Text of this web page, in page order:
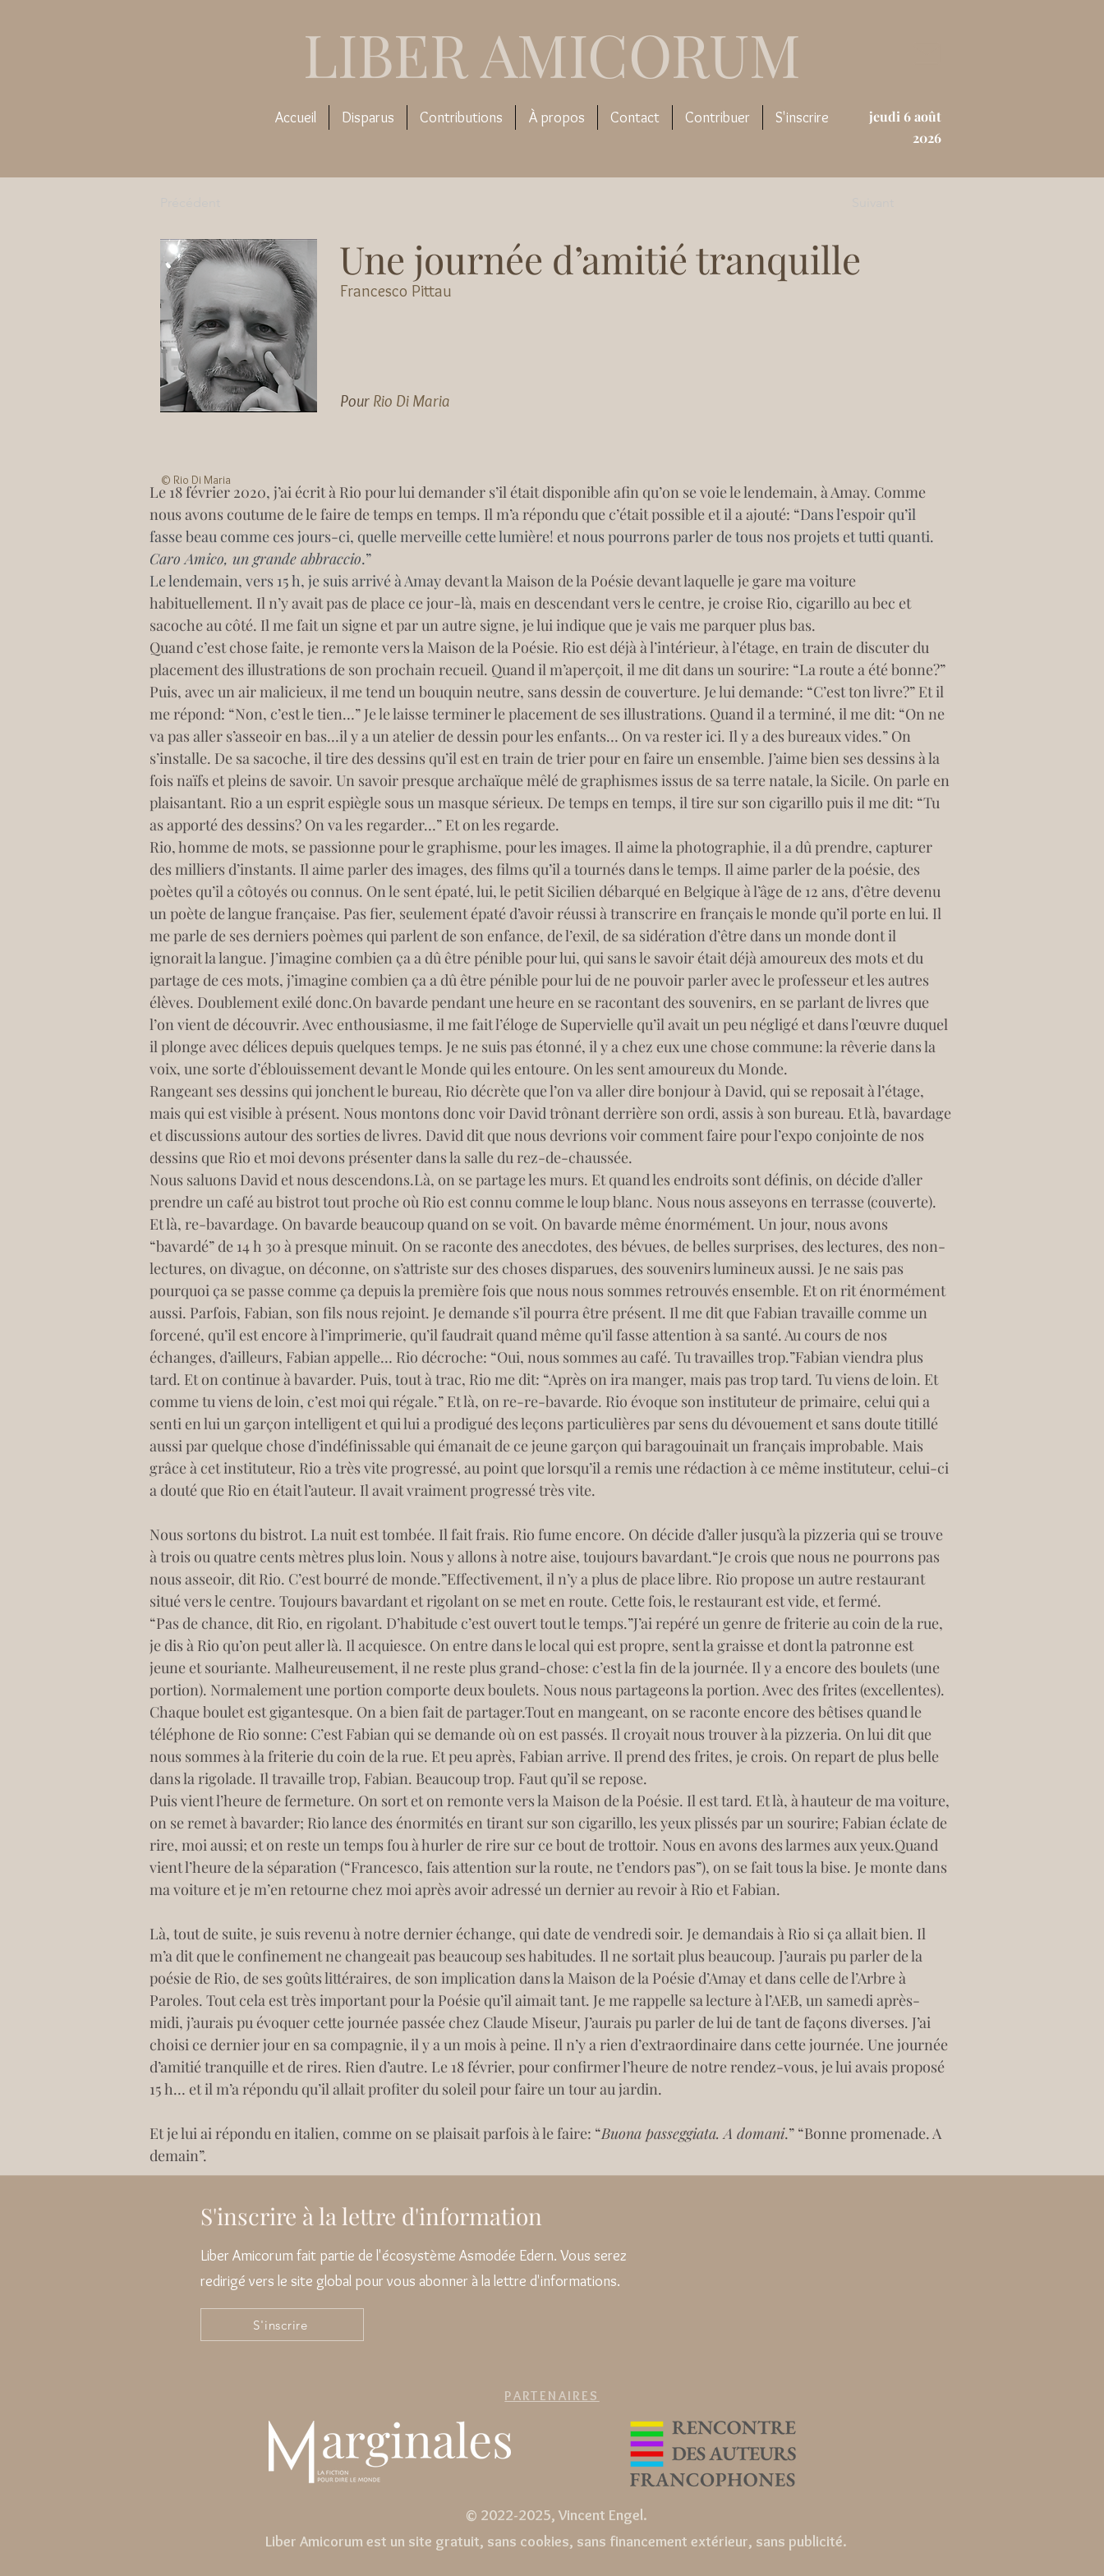
LIBER AMICORUM
Accueil Disparus Contributions À propos Contact Contribuer S'inscrire
jeudi 6 août
2026
Une journée d’amitié tranquille
Francesco Pittau
Pour Rio Di Maria
Le 18 février 2020, j’ai écrit à Rio pour lui demander s’il était disponible afin qu’on se voie le lendemain, à Amay. Comme
nous avons coutume de le faire de temps en temps. Il m’a répondu que c’était possible et il a ajouté: “Dans l’espoir qu’il
fasse beau comme ces jours-ci, quelle merveille cette lumière! et nous pourrons parler de tous nos projets et tutti quanti.
Caro Amico, un grande abbraccio.”
Le lendemain, vers 15 h, je suis arrivé à Amay devant la Maison de la Poésie devant laquelle je gare ma voiture
habituellement. Il n’y avait pas de place ce jour-là, mais en descendant vers le centre, je croise Rio, cigarillo au bec et
sacoche au côté. Il me fait un signe et par un autre signe, je lui indique que je vais me parquer plus bas.
Quand c’est chose faite, je remonte vers la Maison de la Poésie. Rio est déjà à l’intérieur, à l’étage, en train de discuter du
placement des illustrations de son prochain recueil. Quand il m’aperçoit, il me dit dans un sourire: “La route a été bonne?”
Puis, avec un air malicieux, il me tend un bouquin neutre, sans dessin de couverture. Je lui demande: “C’est ton livre?” Et il
me répond: “Non, c’est le tien…” Je le laisse terminer le placement de ses illustrations. Quand il a terminé, il me dit: “On ne
va pas aller s’asseoir en bas…il y a un atelier de dessin pour les enfants… On va rester ici. Il y a des bureaux vides.” On
s’installe. De sa sacoche, il tire des dessins qu’il est en train de trier pour en faire un ensemble. J’aime bien ses dessins à la
fois naïfs et pleins de savoir. Un savoir presque archaïque mêlé de graphismes issus de sa terre natale, la Sicile. On parle en
plaisantant. Rio a un esprit espiègle sous un masque sérieux. De temps en temps, il tire sur son cigarillo puis il me dit: “Tu
as apporté des dessins? On va les regarder…” Et on les regarde.
Rio, homme de mots, se passionne pour le graphisme, pour les images. Il aime la photographie, il a dû prendre, capturer
des milliers d’instants. Il aime parler des images, des films qu’il a tournés dans le temps. Il aime parler de la poésie, des
poètes qu’il a côtoyés ou connus. On le sent épaté, lui, le petit Sicilien débarqué en Belgique à l’âge de 12 ans, d’être devenu
un poète de langue française. Pas fier, seulement épaté d’avoir réussi à transcrire en français le monde qu’il porte en lui. Il
me parle de ses derniers poèmes qui parlent de son enfance, de l’exil, de sa sidération d’être dans un monde dont il
ignorait la langue. J’imagine combien ça a dû être pénible pour lui, qui sans le savoir était déjà amoureux des mots et du
partage de ces mots, j’imagine combien ça a dû être pénible pour lui de ne pouvoir parler avec le professeur et les autres
élèves. Doublement exilé donc.On bavarde pendant une heure en se racontant des souvenirs, en se parlant de livres que
l’on vient de découvrir. Avec enthousiasme, il me fait l’éloge de Supervielle qu’il avait un peu négligé et dans l’œuvre duquel
il plonge avec délices depuis quelques temps. Je ne suis pas étonné, il y a chez eux une chose commune: la rêverie dans la
voix, une sorte d’éblouissement devant le Monde qui les entoure. On les sent amoureux du Monde.
Rangeant ses dessins qui jonchent le bureau, Rio décrète que l’on va aller dire bonjour à David, qui se reposait à l’étage,
mais qui est visible à présent. Nous montons donc voir David trônant derrière son ordi, assis à son bureau. Et là, bavardage
et discussions autour des sorties de livres. David dit que nous devrions voir comment faire pour l’expo conjointe de nos
dessins que Rio et moi devons présenter dans la salle du rez-de-chaussée.
Nous saluons David et nous descendons.Là, on se partage les murs. Et quand les endroits sont définis, on décide d’aller
prendre un café au bistrot tout proche où Rio est connu comme le loup blanc. Nous nous asseyons en terrasse (couverte).
Et là, re-bavardage. On bavarde beaucoup quand on se voit. On bavarde même énormément. Un jour, nous avons
“bavardé” de 14 h 30 à presque minuit. On se raconte des anecdotes, des bévues, de belles surprises, des lectures, des non-
lectures, on divague, on déconne, on s’attriste sur des choses disparues, des souvenirs lumineux aussi. Je ne sais pas
pourquoi ça se passe comme ça depuis la première fois que nous nous sommes retrouvés ensemble. Et on rit énormément
aussi. Parfois, Fabian, son fils nous rejoint. Je demande s’il pourra être présent. Il me dit que Fabian travaille comme un
forcené, qu’il est encore à l’imprimerie, qu’il faudrait quand même qu’il fasse attention à sa santé. Au cours de nos
échanges, d’ailleurs, Fabian appelle… Rio décroche: “Oui, nous sommes au café. Tu travailles trop.”Fabian viendra plus
tard. Et on continue à bavarder. Puis, tout à trac, Rio me dit: “Après on ira manger, mais pas trop tard. Tu viens de loin. Et
comme tu viens de loin, c’est moi qui régale.” Et là, on re-re-bavarde. Rio évoque son instituteur de primaire, celui qui a
senti en lui un garçon intelligent et qui lui a prodigué des leçons particulières par sens du dévouement et sans doute titillé
aussi par quelque chose d’indéfinissable qui émanait de ce jeune garçon qui baragouinait un français improbable. Mais
grâce à cet instituteur, Rio a très vite progressé, au point que lorsqu’il a remis une rédaction à ce même instituteur, celui-ci
a douté que Rio en était l’auteur. Il avait vraiment progressé très vite.
Nous sortons du bistrot. La nuit est tombée. Il fait frais. Rio fume encore. On décide d’aller jusqu’à la pizzeria qui se trouve
à trois ou quatre cents mètres plus loin. Nous y allons à notre aise, toujours bavardant.“Je crois que nous ne pourrons pas
nous asseoir, dit Rio. C’est bourré de monde.”Effectivement, il n’y a plus de place libre. Rio propose un autre restaurant
situé vers le centre. Toujours bavardant et rigolant on se met en route. Cette fois, le restaurant est vide, et fermé.
“Pas de chance, dit Rio, en rigolant. D’habitude c’est ouvert tout le temps.”J’ai repéré un genre de friterie au coin de la rue,
je dis à Rio qu’on peut aller là. Il acquiesce. On entre dans le local qui est propre, sent la graisse et dont la patronne est
jeune et souriante. Malheureusement, il ne reste plus grand-chose: c’est la fin de la journée. Il y a encore des boulets (une
portion). Normalement une portion comporte deux boulets. Nous nous partageons la portion. Avec des frites (excellentes).
Chaque boulet est gigantesque. On a bien fait de partager.Tout en mangeant, on se raconte encore des bêtises quand le
téléphone de Rio sonne: C’est Fabian qui se demande où on est passés. Il croyait nous trouver à la pizzeria. On lui dit que
nous sommes à la friterie du coin de la rue. Et peu après, Fabian arrive. Il prend des frites, je crois. On repart de plus belle
dans la rigolade. Il travaille trop, Fabian. Beaucoup trop. Faut qu’il se repose.
Puis vient l’heure de fermeture. On sort et on remonte vers la Maison de la Poésie. Il est tard. Et là, à hauteur de ma voiture,
on se remet à bavarder; Rio lance des énormités en tirant sur son cigarillo, les yeux plissés par un sourire; Fabian éclate de
rire, moi aussi; et on reste un temps fou à hurler de rire sur ce bout de trottoir. Nous en avons des larmes aux yeux.Quand
vient l’heure de la séparation (“Francesco, fais attention sur la route, ne t’endors pas”), on se fait tous la bise. Je monte dans
ma voiture et je m’en retourne chez moi après avoir adressé un dernier au revoir à Rio et Fabian.
Là, tout de suite, je suis revenu à notre dernier échange, qui date de vendredi soir. Je demandais à Rio si ça allait bien. Il
m’a dit que le confinement ne changeait pas beaucoup ses habitudes. Il ne sortait plus beaucoup. J’aurais pu parler de la
poésie de Rio, de ses goûts littéraires, de son implication dans la Maison de la Poésie d’Amay et dans celle de l’Arbre à
Paroles. Tout cela est très important pour la Poésie qu’il aimait tant. Je me rappelle sa lecture à l’AEB, un samedi après-
midi, j’aurais pu évoquer cette journée passée chez Claude Miseur, J’aurais pu parler de lui de tant de façons diverses. J’ai
choisi ce dernier jour en sa compagnie, il y a un mois à peine. Il n’y a rien d’extraordinaire dans cette journée. Une journée
d’amitié tranquille et de rires. Rien d’autre. Le 18 février, pour confirmer l’heure de notre rendez-vous, je lui avais proposé
15 h… et il m’a répondu qu’il allait profiter du soleil pour faire un tour au jardin.
Et je lui ai répondu en italien, comme on se plaisait parfois à le faire: “Buona passeggiata. A domani.” “Bonne promenade. A
demain”.
© Rio Di Maria
S'inscrire à la lettre d'information
Liber Amicorum fait partie de l'écosystème Asmodée Edern. Vous serez
redirigé vers le site global pour vous abonner à la lettre d'informations.
S'inscrire
PARTENAIRES
© 2022-2025, Vincent Engel.
Liber Amicorum est un site gratuit, sans cookies, sans financement extérieur, sans publicité.